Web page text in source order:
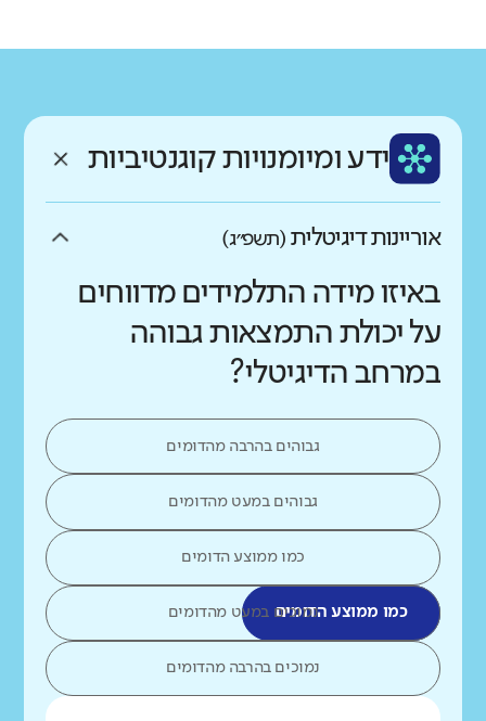
רקע חברתי כלכלי
ממוצע תלמידים בכיתה
גבוה נמוך ידע ומיומנויות קוגנטיביות
אוריינות דיגיטלית (תשפ״ג)
באיזו מידה התלמידים מדווחים
על יכולת התמצאות גבוהה
במרחב הדיגיטלי?
גבוהים בהרבה מהדומים
גבוהים במעט מהדומים
כמו ממוצע הדומים
כמו ממוצע הדומיםנמוכים במעט מהדומים
נמוכים בהרבה מהדומים